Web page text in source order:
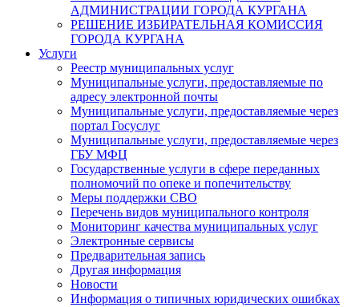
АДМИНИСТРАЦИИ ГОРОДА КУРГАНА
РЕШЕНИЕ ИЗБИРАТЕЛЬНАЯ КОМИССИЯ
ГОРОДА КУРГАНА
Услуги
Реестр муниципальных услуг
Муниципальные услуги, предоставляемые по
адресу электронной почты
Муниципальные услуги, предоставляемые через
портал Госуслуг
Муниципальные услуги, предоставляемые через
ГБУ МФЦ
Государственные услуги в сфере переданных
полномочий по опеке и попечительству
Меры поддержки СВО
Перечень видов муниципального контроля
Мониторинг качества муниципальных услуг
Электронные сервисы
Предварительная запись
Другая информация
Новости
Информация о типичных юридических ошибках